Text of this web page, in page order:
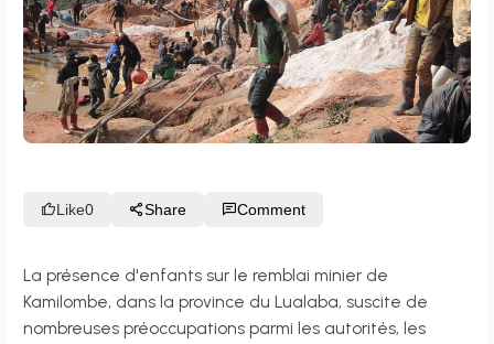
Like0 Share Comment
La présence d'enfants sur le remblai minier de
Kamilombe, dans la province du Lualaba, suscite de
nombreuses préoccupations parmi les autorités, les